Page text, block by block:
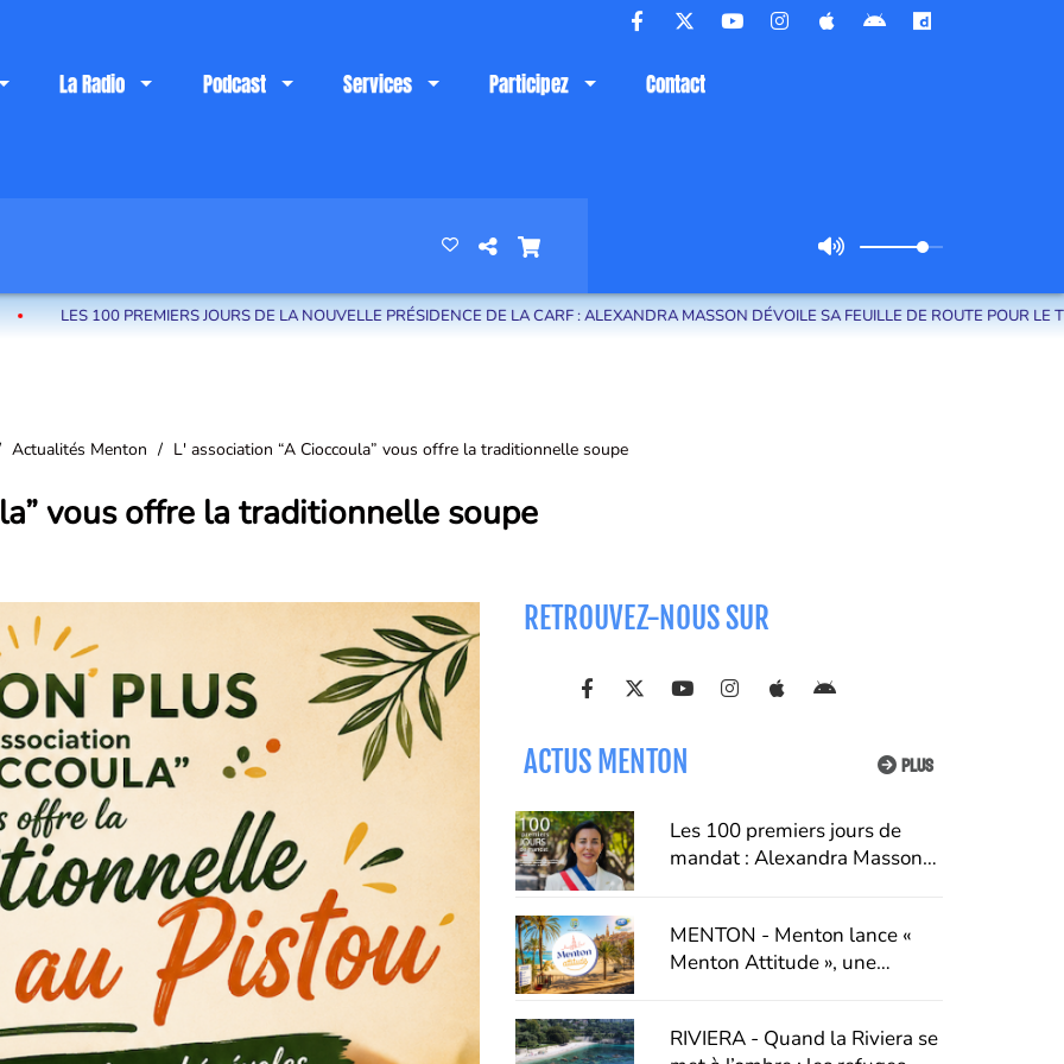
La Radio Podcast Services Participez Contact
DE LA NOUVELLE PRÉSIDENCE DE LA CARF : ALEXANDRA MASSON DÉVOILE SA FEUILLE DE ROUTE POUR LE TERRITOIRE LA
Actualités Menton L' association “A Cioccoula” vous offre la traditionnelle soupe
vous offre la traditionnelle soupe
RETROUVEZ-NOUS SUR
PLUS
ACTUS MENTON
Les 100 premiers jours de
mandat : Alexandra Masson
MENTON - Menton lance «
Menton Attitude », une
vivre
RIVIERA - Quand la Riviera se